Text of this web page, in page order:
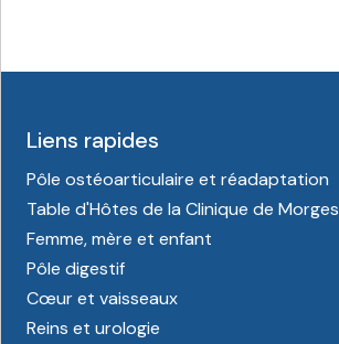
Liens rapides
Pôle ostéoarticulaire et réadaptation
Table d'Hôtes de la Clinique de Morges
Femme, mère et enfant
Pôle digestif
Cœur et vaisseaux
Reins et urologie